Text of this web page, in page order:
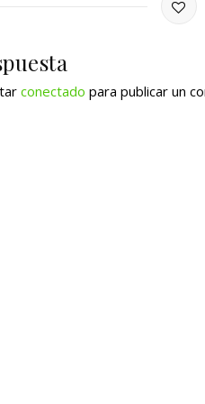
conectado para publicar un